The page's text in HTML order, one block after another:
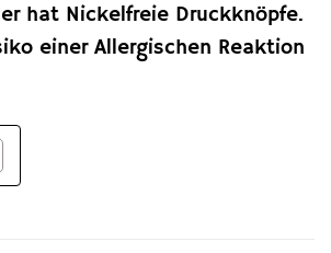
hat Nickelfreie Druckknöpfe.
einer Allergischen Reaktion